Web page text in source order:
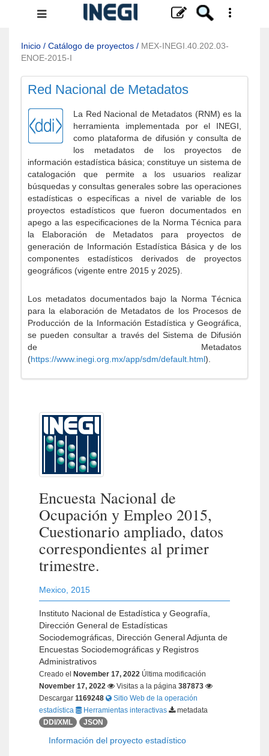
Menú
navegación
Inicio / Catálogo de proyectos / MEX-INEGI.40.202.03-
ENOE-2015-I
Red Nacional de Metadatos
La Red Nacional de Metadatos (RNM) es la
herramienta implementada por el INEGI,
como plataforma de difusión y consulta de
los metadatos de los proyectos de
información estadística básica; constituye un sistema de
catalogación que permite a los usuarios realizar
búsquedas y consultas generales sobre las operaciones
estadísticas o específicas a nivel de variable de los
proyectos estadísticos que fueron documentados en
apego a las especificaciones de la Norma Técnica para
la Elaboración de Metadatos para proyectos de
generación de Información Estadística Básica y de los
componentes estadísticos derivados de proyectos
geográficos (vigente entre 2015 y 2025).
Los metadatos documentados bajo la Norma Técnica
para la elaboración de Metadatos de los Procesos de
Producción de la Información Estadística y Geográfica,
se pueden consultar a través del Sistema de Difusión
de Metadatos
(https://www.inegi.org.mx/app/sdm/default.html).
Encuesta Nacional de
Ocupación y Empleo 2015,
Cuestionario ampliado, datos
correspondientes al primer
trimestre.
Mexico 2015
Instituto Nacional de Estadística y Geografía,
Dirección General de Estadísticas
Sociodemográficas, Dirección General Adjunta de
Encuestas Sociodemográficas y Registros
Administrativos
Creado el November 17, 2022 Última modificación
November 17, 2022
Visitas a la página 387873
Descargar 1169248
Sitio Web de la operación
estadística
Herramientas interactivas
metadata
DDI/XML
JSON
Información del proyecto estadístico